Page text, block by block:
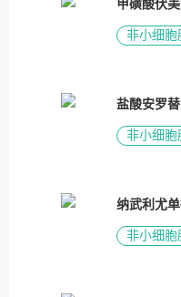
甲磺酸伏
非小细胞
盐酸安罗
非小细胞
纳武利尤
非小细胞